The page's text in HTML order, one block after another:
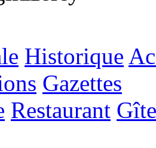
Historique
Gazettes
Restaurant